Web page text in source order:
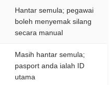
Hantar semula; pegawai
boleh menyemak silang
secara manual
Masih hantar semula;
pasport anda ialah ID
utama